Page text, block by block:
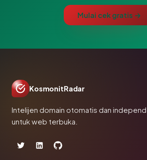
Mulai cek gratis →
KosmonitRadar
Intelijen domain otomatis dan
untuk web terbuka.